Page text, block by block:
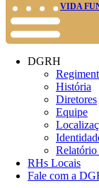
VIDA
DGRH
História
Diretores
Equipe
Relatório
RHs Locais
Fale com a